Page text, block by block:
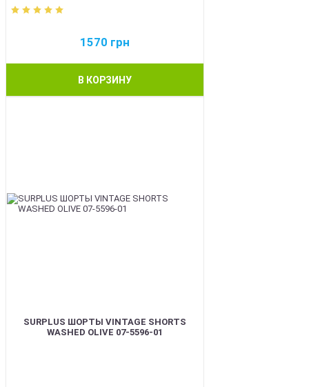
1570 грн
В КОРЗИНУ
SURPLUS ШОРТЫ VINTAGE SHORTS
WASHED OLIVE 07-5596-01